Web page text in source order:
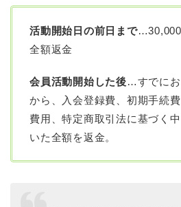
活動開始日の前日まで…30,000
全額返金
会員活動開始した後…すでに
から、入会登録費、初期手続
費用、特定商取引法に基づく
いた全額を返金。